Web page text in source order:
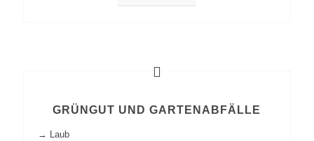
GRÜNGUT UND GARTENABFÄLLE
→ Laub